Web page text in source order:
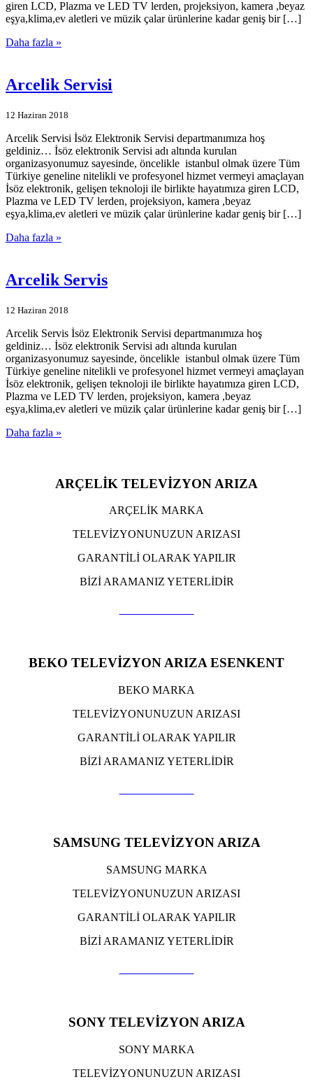
giren LCD, Plazma ve LED TV lerden, projeksiyon, kamera ,beyaz
eşya,klima,ev aletleri ve müzik çalar ürünlerine kadar geniş bir […]
Daha fazla »
Arcelik Servisi
12 Haziran 2018
Arcelik Servisi İsöz Elektronik Servisi departmanımıza hoş
geldiniz… İsöz elektronik Servisi adı altında kurulan
organizasyonumuz sayesinde, öncelikle istanbul olmak üzere Tüm
Türkiye geneline nitelikli ve profesyonel hizmet vermeyi amaçlayan
İsöz elektronik, gelişen teknoloji ile birlikte hayatımıza giren LCD,
Plazma ve LED TV lerden, projeksiyon, kamera ,beyaz
eşya,klima,ev aletleri ve müzik çalar ürünlerine kadar geniş bir […]
Daha fazla »
Arcelik Servis
12 Haziran 2018
Arcelik Servis İsöz Elektronik Servisi departmanımıza hoş
geldiniz… İsöz elektronik Servisi adı altında kurulan
organizasyonumuz sayesinde, öncelikle istanbul olmak üzere Tüm
Türkiye geneline nitelikli ve profesyonel hizmet vermeyi amaçlayan
İsöz elektronik, gelişen teknoloji ile birlikte hayatımıza giren LCD,
Plazma ve LED TV lerden, projeksiyon, kamera ,beyaz
eşya,klima,ev aletleri ve müzik çalar ürünlerine kadar geniş bir […]
Daha fazla »
ARÇELİK TELEVİZYON ARIZA
ARÇELİK MARKA
TELEVİZYONUNUZUN ARIZASI
GARANTİLİ OLARAK YAPILIR
BİZİ ARAMANIZ YETERLİDİR
BEKO TELEVİZYON ARIZA ESENKENT
BEKO MARKA
TELEVİZYONUNUZUN ARIZASI
GARANTİLİ OLARAK YAPILIR
BİZİ ARAMANIZ YETERLİDİR
SAMSUNG TELEVİZYON ARIZA
SAMSUNG MARKA
TELEVİZYONUNUZUN ARIZASI
GARANTİLİ OLARAK YAPILIR
BİZİ ARAMANIZ YETERLİDİR
SONY TELEVİZYON ARIZA
SONY MARKA
TELEVİZYONUNUZUN ARIZASI